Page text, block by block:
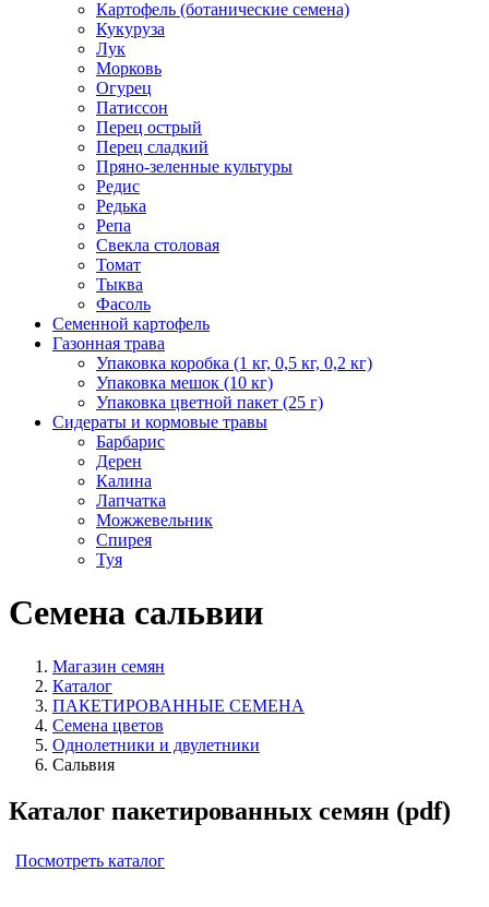
Картофель (ботанические семена)
Кукуруза
Лук
Морковь
Огурец
Патиссон
Перец острый
Перец сладкий
Пряно-зеленные культуры
Редис
Редька
Репа
Свекла столовая
Томат
Тыква
Фасоль
Семенной картофель
Газонная трава
Упаковка коробка (1 кг, 0,5 кг, 0,2 кг)
Упаковка мешок (10 кг)
Упаковка цветной пакет (25 г)
Сидераты и кормовые травы
Барбарис
Дерен
Калина
Лапчатка
Можжевельник
Спирея
Туя
Семена сальвии
Магазин семян
Каталог
ПАКЕТИРОВАННЫЕ СЕМЕНА
Семена цветов
Однолетники и двулетники
Сальвия
Каталог пакетированных семян (pdf)
Посмотреть каталог